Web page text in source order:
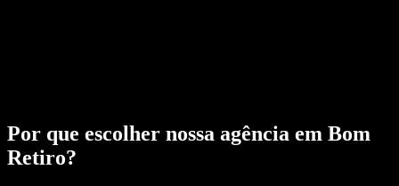
Por que escolher nossa agência em Bom
Retiro?